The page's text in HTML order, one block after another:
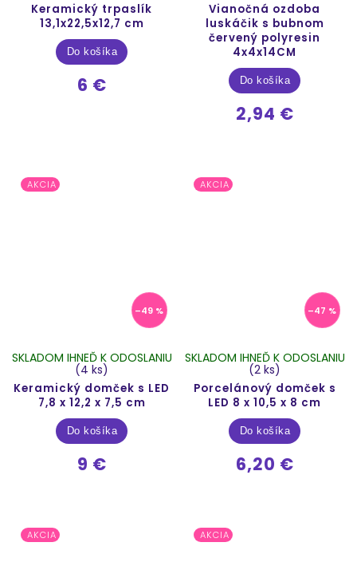
Keramický trpaslík
13,1x22,5x12,7 cm
6 €
Do košíka
Vianočná ozdoba
luskáčik s bubnom
červený polyresin
4x4x14CM
2,94 €
Do košíka
AKCIA
–49 %
Keramický domček s LED
7,8 x 12,2 x 7,5 cm
SKLADOM IHNEĎ K ODOSLANIU
(4 ks)
9 €
Do košíka
AKCIA
–47 %
Porcelánový domček s
LED 8 x 10,5 x 8 cm
SKLADOM IHNEĎ K ODOSLANIU
(2 ks)
6,20 €
Do košíka
AKCIA AKCIA